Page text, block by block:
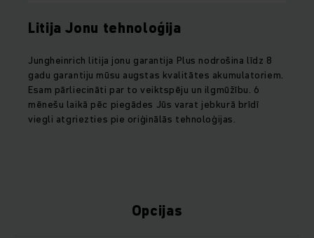
Litija Jonu tehnoloģija
Jungheinrich litija jonu garantija Plus nodrošina līdz 8
gadu garantiju mūsu augstas kvalitātes akumulatoriem.
Esam pārliecināti par to veiktspēju un ilgmūžību. 6
mēnešu laikā pēc piegādes Jūs varat jebkurā brīdī
viegli atgriezties pie oriģinālās tehnoloģijas.
Opcijas